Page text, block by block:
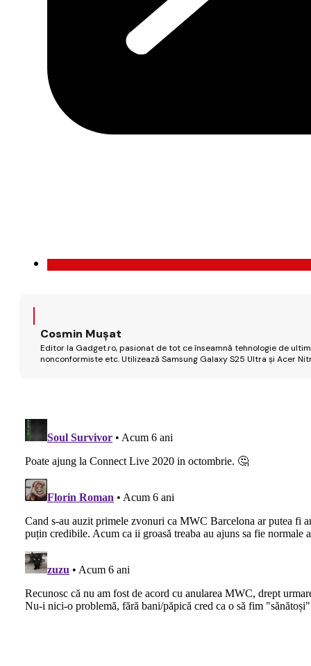
Cosmin Mușat
Editor la Gadget.ro, pasionat de tot ce înseamnă tehnologie de
nonconformiste etc. Utilizează Samsung Galaxy S25 Ultra și Acer